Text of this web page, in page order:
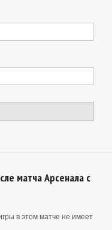
матча Арсенала с
в этом матче не имеет